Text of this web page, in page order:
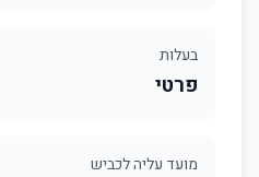
בעלות
פרטי
מועד עליה לכביש